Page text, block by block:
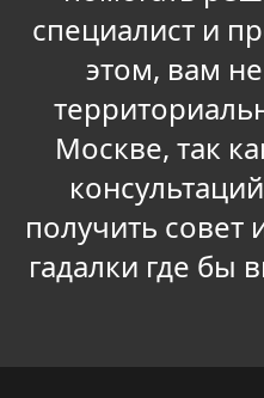
специалист и
этом, вам
Москве, так
получить совет
гадалки где бы